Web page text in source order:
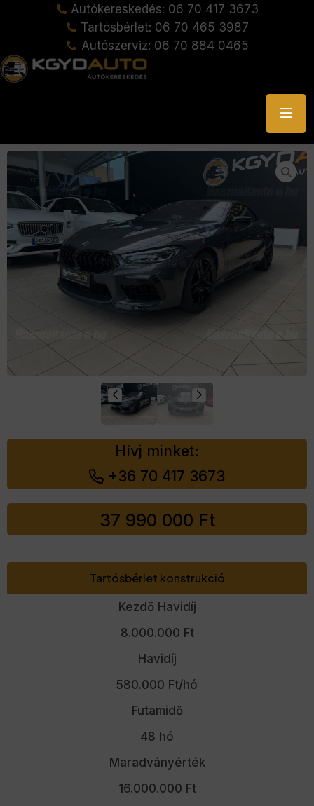
Autókereskedés: 06 70 417 3673
Tartósbérlet: 06 70 465 3987
Autószerviz: 06 70 884 0465
Hívj minket:
+36 70 417 3673
37 990 000 Ft
Tartósbérlet konstrukció
Kezdő Havidíj
8.000.000 Ft
Havidíj
580.000 Ft/hó
Futamidő
48 hó
Maradványérték
16.000.000 Ft